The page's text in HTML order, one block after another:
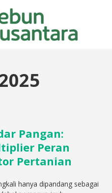
Pangan:
Peran
Pertanian
hanya dipandang sebagai